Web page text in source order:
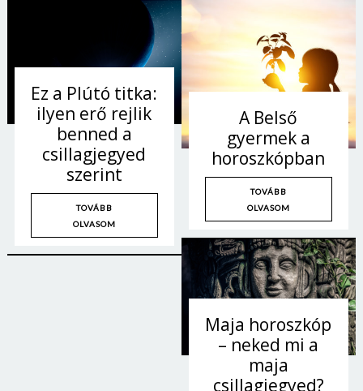
Ez a Plútó titka:
ilyen erő rejlik
benned a
csillagjegyed
szerint
TOVÁBB
OLVASOM
A Belső
gyermek a
horoszkópban
TOVÁBB
OLVASOM
Maja horoszkóp
– neked mi a
maja
csillagjegyed?
Borsonline bejelentkezés
E-mail cím vagy felhasználónév